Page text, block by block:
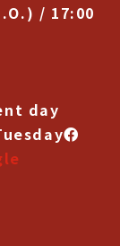
/ 17:00
day